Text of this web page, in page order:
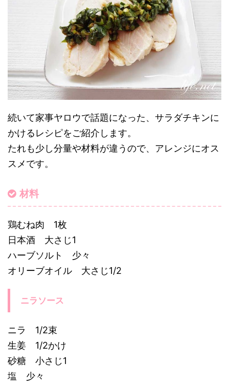
続いて家事ヤロウで話題になった、サラダチキンに
かけるレシピをご紹介します。
たれも少し分量や材料が違うので、アレンジにオス
スメです。
材料
鶏むね肉 1枚
日本酒 大さじ1
ハーブソルト 少々
オリーブオイル 大さじ1/2
ニラソース
ニラ 1/2束
生姜 1/2かけ
砂糖 小さじ1
塩 少々